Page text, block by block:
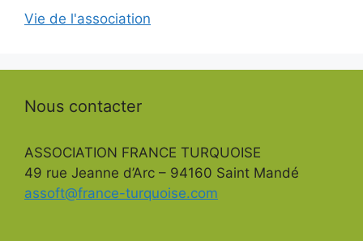
Vie de l'association
Nous contacter
ASSOCIATION FRANCE TURQUOISE
49 rue Jeanne d’Arc – 94160 Saint Mandé
assoft@france-turquoise.com